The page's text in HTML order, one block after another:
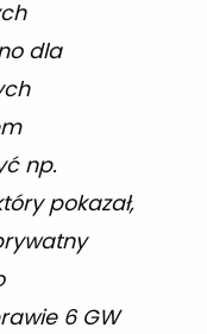
dla
np.
pokazał,
6 GW